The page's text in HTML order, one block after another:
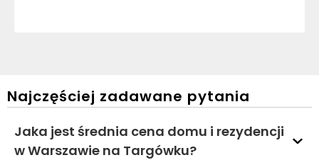
Najczęściej zadawane pytania
Jaka jest średnia cena domu i rezydencji
w Warszawie na Targówku?